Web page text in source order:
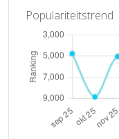
Populariteitstrend